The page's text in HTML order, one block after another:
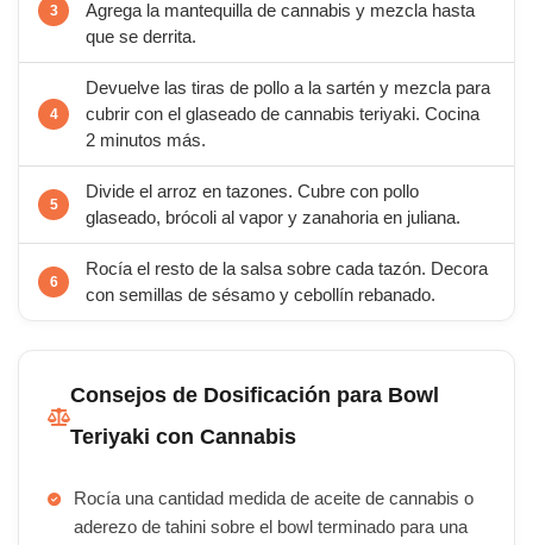
Agrega la mantequilla de cannabis y mezcla hasta
que se derrita.
Devuelve las tiras de pollo a la sartén y mezcla para
cubrir con el glaseado de cannabis teriyaki. Cocina
2 minutos más.
Divide el arroz en tazones. Cubre con pollo
glaseado, brócoli al vapor y zanahoria en juliana.
Rocía el resto de la salsa sobre cada tazón. Decora
con semillas de sésamo y cebollín rebanado.
Consejos de Dosificación para Bowl
Teriyaki con Cannabis
Rocía una cantidad medida de aceite de cannabis o
aderezo de tahini sobre el bowl terminado para una